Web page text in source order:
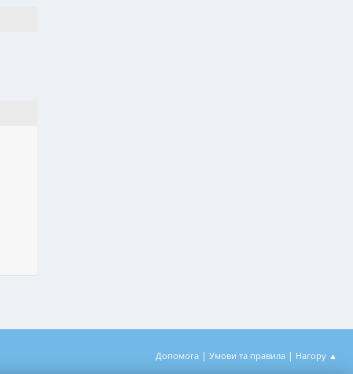
Допомога | Умови та правила | Нагору ▲